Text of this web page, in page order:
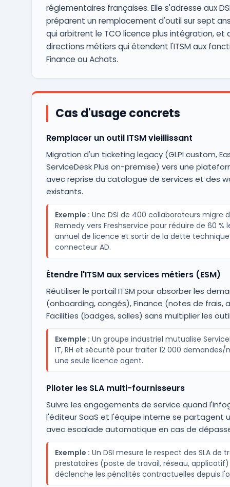
réglementaires françaises. Elle s'adresse aux
préparent un remplacement d'outil sur sept
qui arbitrent le TCO licence plus intégration, et
directions métiers qui étendent l'ITSM aux
Finance ou Achats.
Cas d'usage concrets
Remplacer un outil ITSM vieillissant
Migration d'un ticketing legacy (GLPI custom,
ServiceDesk Plus on-premise) vers une
avec reprise du catalogue de services et des
existants.
Exemple : Une DSI de 400 collaborateurs migre
Remedy vers Freshservice pour réduire de 60 %
annuel de licence et sortir de la dette
connecteur AD.
Étendre l'ITSM aux services métiers (ESM)
Réutiliser le portail ITSM pour absorber les
(onboarding, congés), Finance (notes de frais,
Facilities (badges, salles) sans multiplier les
Exemple : Un groupe industriel mutualise
IT, RH et sécurité pour traiter 12 000 demandes/
une seule licence agent.
Piloter les SLA multi-fournisseurs
Suivre les engagements de service quand
l'éditeur SaaS et l'équipe interne se partagent
avec escalade automatique en cas de
Exemple : Un DSI mesure le respect des SLA de
prestataires (poste de travail, réseau,
déclenche les pénalités contractuelles depuis